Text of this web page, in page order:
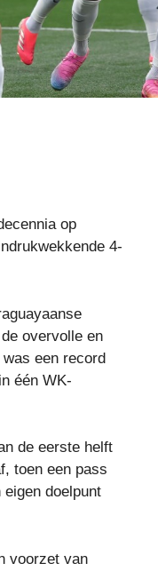
op
4-
overvolle en
een record
één WK-
de eerste helft
toen een pass
doelpunt
voorzet van